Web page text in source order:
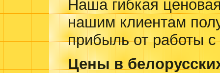
Наша гибкая
нашим клиентам
прибыль от работы
Цены в